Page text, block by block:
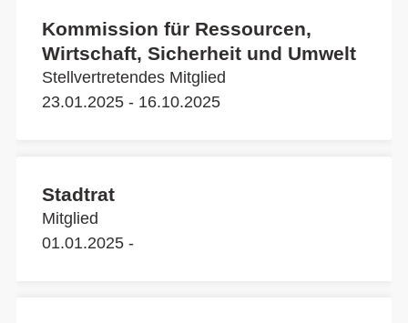
Kommission für Ressourcen,
Wirtschaft, Sicherheit und Umwelt
Stellvertretendes Mitglied
23.01.2025 - 16.10.2025
Stadtrat
Mitglied
01.01.2025 -